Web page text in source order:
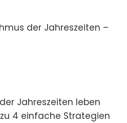
der Jahreszeiten –
Jahreszeiten leben
zu 4 einfache Strategien